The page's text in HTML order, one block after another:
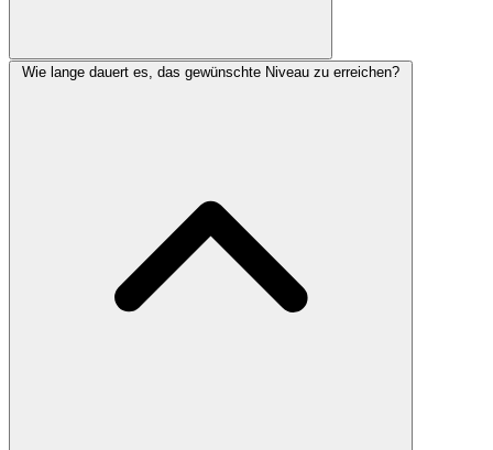
Wie lange dauert es, das gewünschte Niveau zu erreichen?